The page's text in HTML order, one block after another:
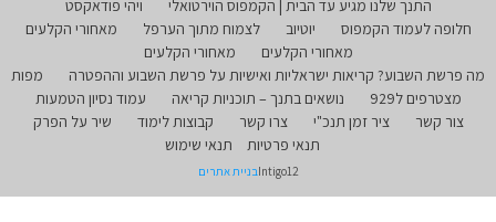
התנך שלנו מגיע עד הבית | הקמפוס הוירטואלי
ויהי פודאקסט
חלופה לעמוד הקמפוס
יוטיוב לצמוח מתוך הערפל
מאחורי הקלעים
מאחורי הקלעים
מאחורי הקלעים
מה פרשת השבוע? קריאות ישראליות ואישיות על פרשת השבוע וההפטרה
מפות
מצטרפים ל929
נושאים בתנך – תוכניות קריאה
עמוד נסיון הטמעות
צור קשר
ציר זמן תנכ"י צרו קשר קבוצות לימוד
שיר על הפרק
תנאי פרטיות
תנאי שימוש
Intigo12בניית אתרים